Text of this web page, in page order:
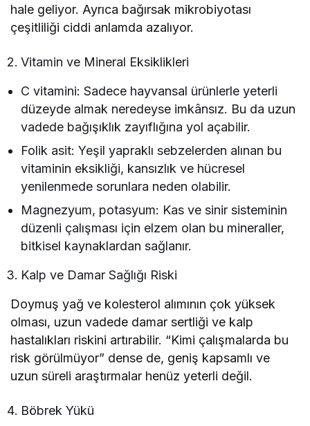
hale geliyor. Ayrıca bağırsak mikrobiyotası
çeşitliliği ciddi anlamda azalıyor.
Vitamin ve Mineral Eksiklikleri
C vitamini: Sadece hayvansal ürünlerle yeterli
düzeyde almak neredeyse imkânsız. Bu da uzun
vadede bağışıklık zayıflığına yol açabilir.
Folik asit: Yeşil yapraklı sebzelerden alınan bu
vitaminin eksikliği, kansızlık ve hücresel
yenilenmede sorunlara neden olabilir.
Magnezyum, potasyum: Kas ve sinir sisteminin
düzenli çalışması için elzem olan bu mineraller,
bitkisel kaynaklardan sağlanır.
Kalp ve Damar Sağlığı Riski
Doymuş yağ ve kolesterol alımının çok yüksek
olması, uzun vadede damar sertliği ve kalp
hastalıkları riskini artırabilir. “Kimi çalışmalarda bu
risk görülmüyor” dense de, geniş kapsamlı ve
uzun süreli araştırmalar henüz yeterli değil.
Böbrek Yükü